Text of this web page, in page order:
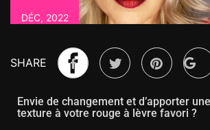
DÉC, 2022
SHARE
Envie de changement et d’apporter
texture à votre rouge à lèvre favori ?